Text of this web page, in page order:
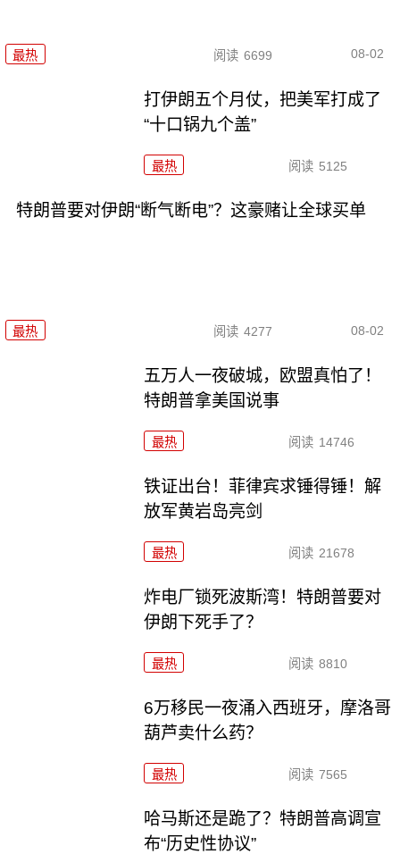
最热 阅读 6699 08-02
打伊朗五个月仗，把美军打成了
“十口锅九个盖”
最热 阅读 5125
特朗普要对伊朗“断气断电”？这豪赌让全球买单
最热 阅读 4277 08-02
五万人一夜破城，欧盟真怕了！
特朗普拿美国说事
最热 阅读 14746
铁证出台！菲律宾求锤得锤！解
放军黄岩岛亮剑
最热 阅读 21678
炸电厂锁死波斯湾！特朗普要对
伊朗下死手了？
最热 阅读 8810
6万移民一夜涌入西班牙，摩洛哥
葫芦卖什么药？
最热 阅读 7565
哈马斯还是跪了？特朗普高调宣
布“历史性协议”